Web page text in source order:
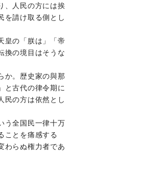
、人民の方には挨
を請け取る側とし
皇の「朕は」「帝
換の境目はそうな
か。歴史家の與那
と古代の律令期に
民の方は依然とし
う全国民一律十万
ことを痛感する
わらぬ権力者であ